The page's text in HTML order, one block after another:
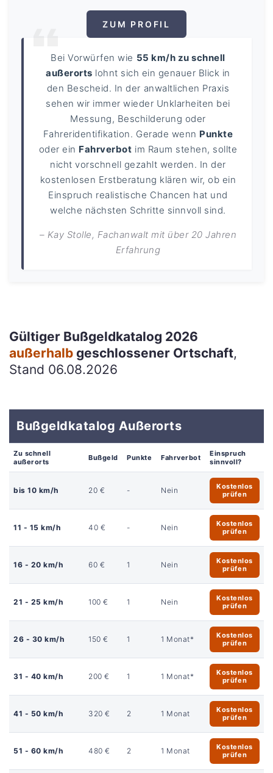
ZUM PROFIL
Bei Vorwürfen wie 55 km/h zu schnell
außerorts lohnt sich ein genauer Blick in
den Bescheid. In der anwaltlichen Praxis
sehen wir immer wieder Unklarheiten bei
Messung, Beschilderung oder
Fahreridentifikation. Gerade wenn Punkte
oder ein Fahrverbot im Raum stehen, sollte
nicht vorschnell gezahlt werden. In der
kostenlosen Erstberatung klären wir, ob ein
Einspruch realistische Chancen hat und
welche nächsten Schritte sinnvoll sind.
– Kay Stolle, Fachanwalt mit über 20 Jahren
Erfahrung
Gültiger Bußgeldkatalog 2026
außerhalb geschlossener Ortschaft,
Stand 06.08.2026
Bußgeldkatalog Außerorts
Zu schnell
außerorts
Bußgeld Punkte Fahrverbot
Einspruch
sinnvoll?
bis 10 km/h 20 € - Nein
Kostenlos
prüfen
11 - 15 km/h 40 € - Nein
Kostenlos
prüfen
16 - 20 km/h 60 € 1 Nein
Kostenlos
prüfen
21 - 25 km/h 100 € 1 Nein
Kostenlos
prüfen
26 - 30 km/h 150 € 1 1 Monat*
Kostenlos
prüfen
31 - 40 km/h 200 € 1 1 Monat*
Kostenlos
prüfen
41 - 50 km/h 320 € 2 1 Monat
Kostenlos
prüfen
51 - 60 km/h 480 € 2 1 Monat
Kostenlos
prüfen